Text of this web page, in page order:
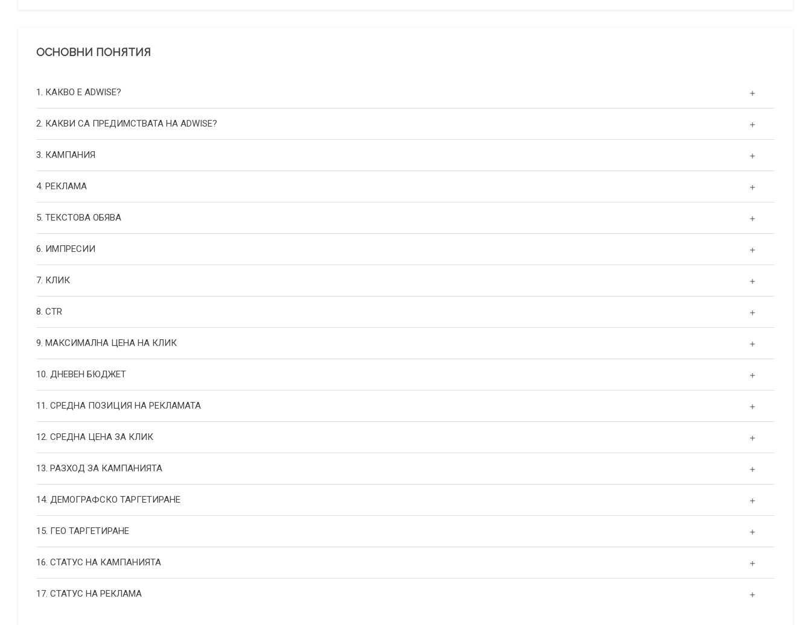
ОСНОВНИ ПОНЯТИЯ
1. КАКВО Е ADWISE?
2. КАКВИ СА ПРЕДИМСТВАТА НА ADWISE?
3. КАМПАНИЯ
4. РЕКЛАМА
5. ТЕКСТОВА ОБЯВА
6. ИМПРЕСИИ
7. КЛИК
8. CTR
9. МАКСИМАЛНА ЦЕНА НА КЛИК
10. ДНЕВЕН БЮДЖЕТ
11. СРЕДНА ПОЗИЦИЯ НА РЕКЛАМАТА
12. СРЕДНА ЦЕНА ЗА КЛИК
13. РАЗХОД ЗА КАМПАНИЯТА
14. ДЕМОГРАФСКО ТАРГЕТИРАНЕ
15. ГЕО ТАРГЕТИРАНЕ
16. СТАТУС НА КАМПАНИЯТА
17. СТАТУС НА РЕКЛАМА